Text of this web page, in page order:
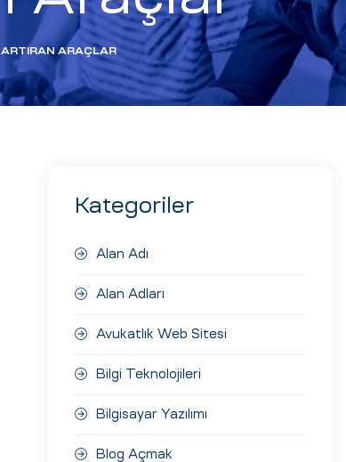
ARTIRAN ARAÇLAR
Kategoriler
Alan Adı
Alan Adları
Avukatlık Web Sitesi
Bilgi Teknolojileri
Bilgisayar Yazılımı
Blog Açmak